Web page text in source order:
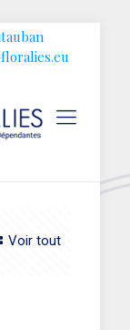
Voir tout